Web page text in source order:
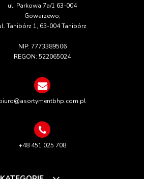
ul. Parkowa 7a/1 63-004
Gowarzewo,
Tanibórz 1, 63-004 Tanibórz
NIP: 7773389506
REGON: 522065024
+48 451 025 708